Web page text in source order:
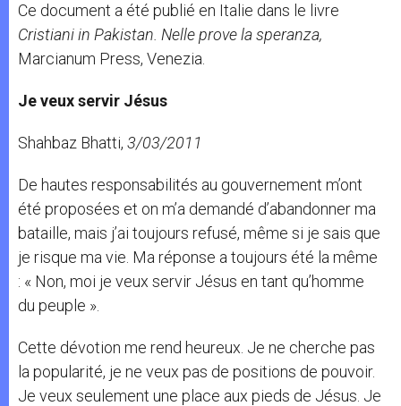
Ce document a été publié en Italie dans le livre
Cristiani in Pakistan. Nelle prove la speranza,
Marcianum Press, Venezia.
Je veux servir Jésus
Shahbaz Bhatti, 3/03/2011
De hautes responsabilités au gouvernement m’ont
été proposées et on m’a demandé d’abandonner ma
bataille, mais j’ai toujours refusé, même si je sais que
je risque ma vie. Ma réponse a toujours été la même
: « Non, moi je veux servir Jésus en tant qu’homme
du peuple ».
Cette dévotion me rend heureux. Je ne cherche pas
la popularité, je ne veux pas de positions de pouvoir.
Je veux seulement une place aux pieds de Jésus. Je